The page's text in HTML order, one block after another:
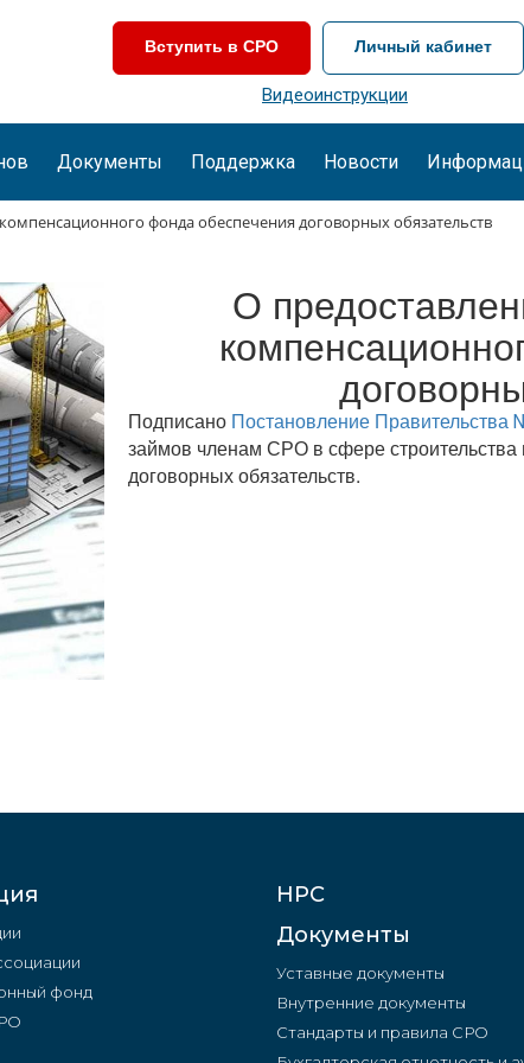
Вступить в СРО Личный кабинет
Видеоинструкции
Документы Поддержка Новости
фонда обеспечения договорных обязательств
О
Подписано Постановление Правительства
займов членам СРО в сфере
договорных обязательств.
фонд
НРС
Документы
Уставные документы
Внутренние документы
Стандарты и правила СРО